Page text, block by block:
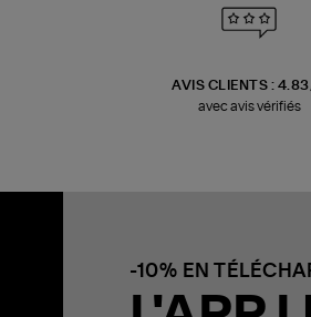
AVIS CLIENTS :
avec avis vérifiés
-10% EN